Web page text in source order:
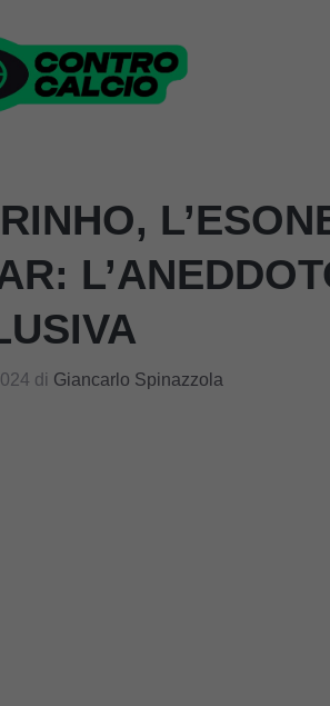
di Giancarlo Spinazzola